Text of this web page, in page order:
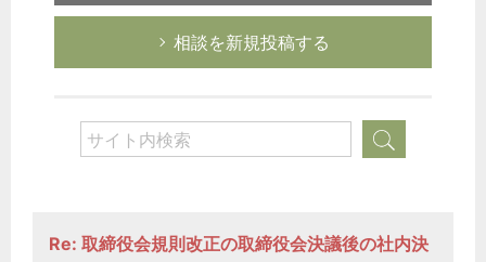
相談を新規投稿する
Re: 取締役会規則改正の取締役会決議後の社内決